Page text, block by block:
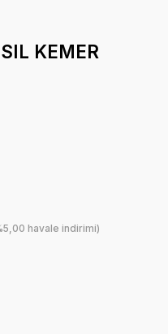
KEMER
havale indirimi)